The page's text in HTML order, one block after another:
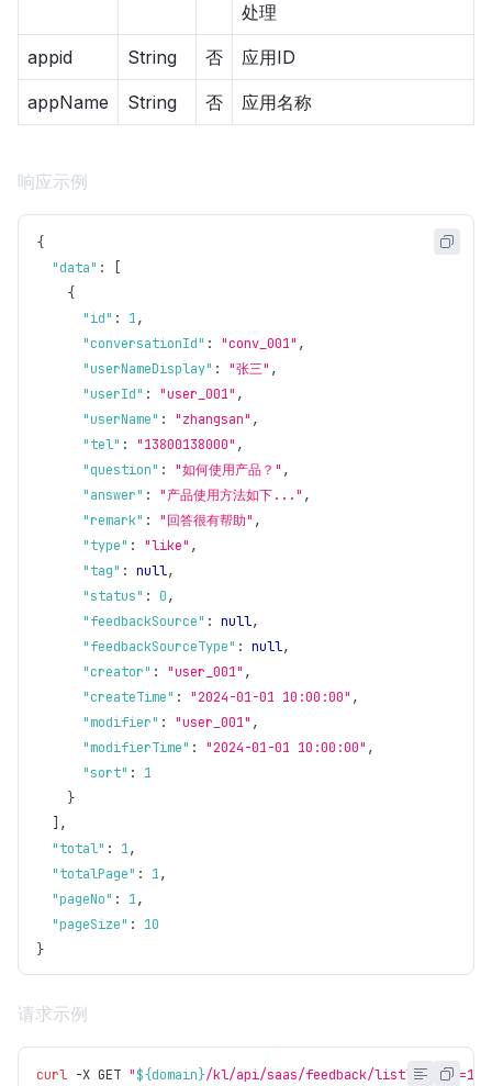
处理
appid String 否 应用ID
appName String 否 应用名称
响应示例
{
"data" :
{
"id" : 1,
"conversationId" : "conv_001" ,
"userNameDisplay" : "张三" ,
"userId" : "user_001" ,
"userName" : "zhangsan" ,
"tel" : "13800138000" ,
"question" : "如何使用产品？" ,
"answer" : "产品使用方法如下..." ,
"remark" : "回答很有帮助" ,
"type" : "like" ,
"tag" : null,
"status" : 0,
"feedbackSource" : null,
"feedbackSourceType" : null,
"creator" : "user_001" ,
"createTime" : "2024-01-01 10:00:00" ,
"modifier" : "user_001" ,
"modifierTime" : "2024-01-01 10:00:00" ,
"sort" :
1
}
,
"total" : 1,
"totalPage" : 1,
"pageNo" : 1,
"pageSize" :
10
}
请求示例
curl -X GET "${domain}/kl/api/saas/feedback/